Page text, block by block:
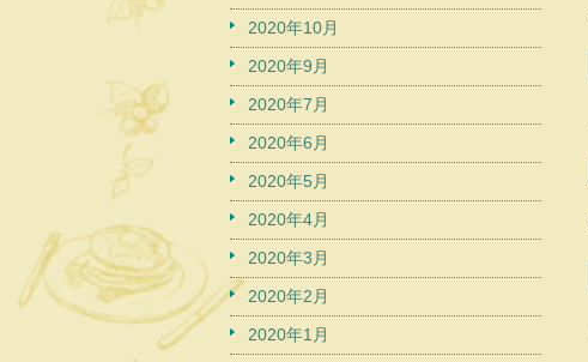
2020年10月
2020年9月
2020年7月
2020年6月
2020年5月
2020年4月
2020年3月
2020年2月
2020年1月